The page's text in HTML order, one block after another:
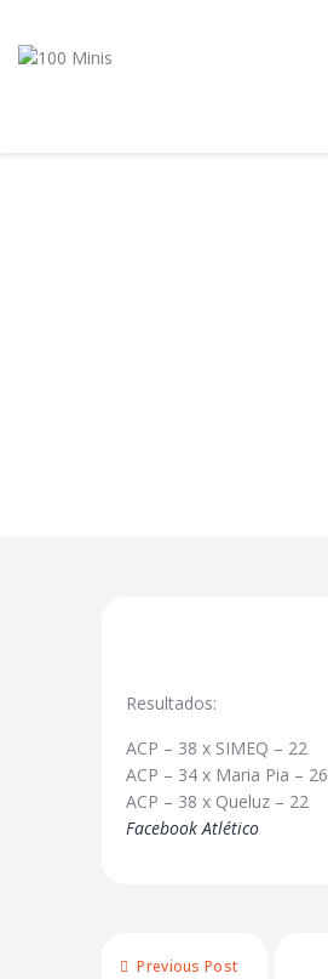
Sobre Nós
Resultados:
ACP – 38 x SIMEQ – 22
ACP – 34 x Maria Pia – 26
ACP – 38 x Queluz – 22
Facebook Atlético
Previous Post